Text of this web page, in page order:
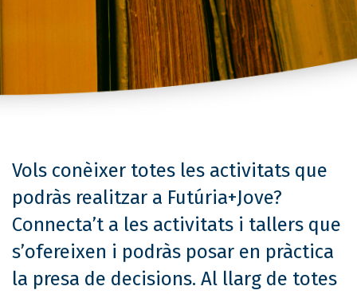
Vols conèixer totes les activitats que
podràs realitzar a Futúria+Jove?
Connecta’t a les activitats i tallers que
s’ofereixen i podràs posar en pràctica
la presa de decisions. Al llarg de totes